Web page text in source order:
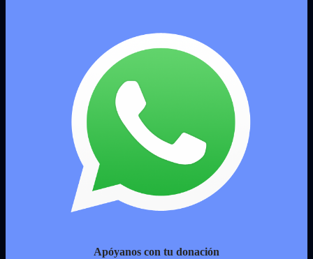
Apóyanos con tu donación